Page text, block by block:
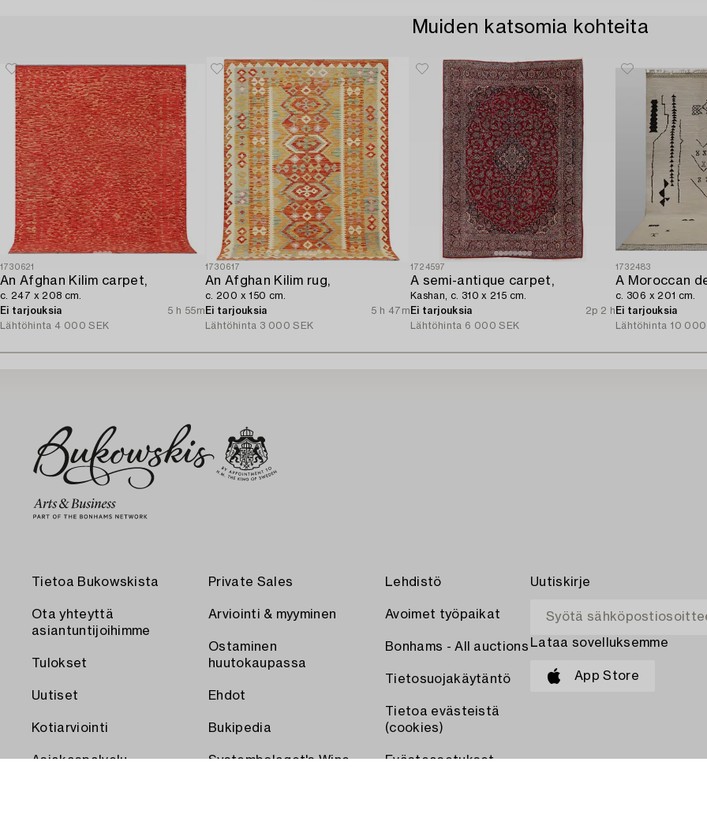
Muiden katsomia kohteita
1730621
An Afghan Kilim carpet,
c. 247 x 208 cm.
Ei tarjouksia
5 h 55m
Lähtöhinta 4 000 SEK
1730617
An Afghan Kilim rug,
c. 200 x 150 cm.
Ei tarjouksia
5 h 47m
Lähtöhinta 3 000 SEK
1724597
A semi-antique carpet,
Kashan, c. 310 x 215 cm.
Ei tarjouksia
2p 2 h
Lähtöhinta 6 000 SEK
1732483
A Moroccan
c. 306 x 201 cm.
Ei tarjouksia
Lähtöhinta 10 000
Tietoa Bukowskista
Ota yhteyttä
asiantuntijoihimme
Tulokset
Uutiset
Kotiarviointi
Asiakaspalvelu
Private Sales
Arviointi & myyminen
Ostaminen
huutokaupassa
Ehdot
Bukipedia
Systembolaget's Wine
Lehdistö
Avoimet työpaikat
Bonhams - All auctions
Tietosuojakäytäntö
Tietoa evästeistä
(cookies)
Evästeasetukset
Uutiskirje
Lataa sovelluksemme
App Store